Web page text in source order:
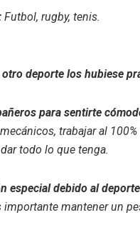
Futbol, rugby, tenis.
otro deporte los hubiese
para sentirte
trabajar al
todo lo que tenga.
especial debido al
mantener un